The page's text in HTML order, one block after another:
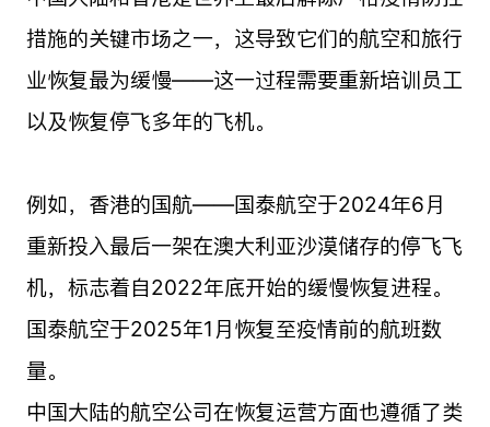
措施的关键市场之一，这导致它们的航空和旅行
业恢复最为缓慢——这一过程需要重新培训员工
以及恢复停飞多年的飞机。
例如，香港的国航——国泰航空于2024年6月
重新投入最后一架在澳大利亚沙漠储存的停飞飞
机，标志着自2022年底开始的缓慢恢复进程。
国泰航空于2025年1月恢复至疫情前的航班数
量。
中国大陆的航空公司在恢复运营方面也遵循了类